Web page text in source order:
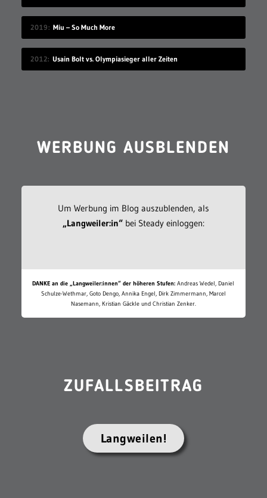
2019 Miu – So Much More
2012 Usain Bolt vs. Olympiasieger aller Zeiten
WERBUNG AUSBLENDEN
Um Werbung im Blog auszublenden, als
„Langweiler:in“bei Steady einloggen:
DANKE an die „Langweiler:innen“ der höheren Stufen: Andreas Wedel, Daniel
Schulze-Wethmar, Goto Dengo, Annika Engel, Dirk Zimmermann, Marcel
Nasemann, Kristian Gäckle und Christian Zenker.
ZUFALLSBEITRAG
Langweilen!